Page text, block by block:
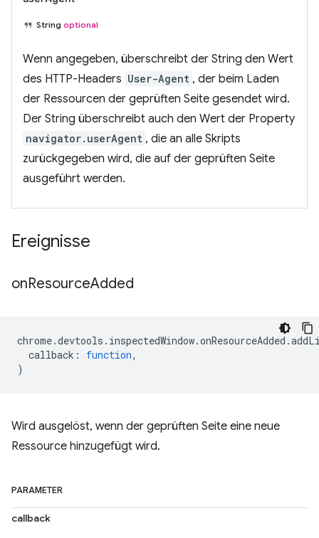
String optional
Wenn angegeben, überschreibt der String den Wert
des HTTP-Headers User-Agent , der beim Laden
der Ressourcen der geprüften Seite gesendet wird.
Der String überschreibt auch den Wert der Property
navigator.userAgent , die an alle Skripts
zurückgegeben wird, die auf der geprüften Seite
ausgeführt werden.
Ereignisse
onResourceAdded
chrome.devtools . inspectedWindow.onResourceAdded .
callback : function,
)
Wird ausgelöst, wenn der geprüften Seite eine neue
Ressource hinzugefügt wird.
PARAMETER
callback